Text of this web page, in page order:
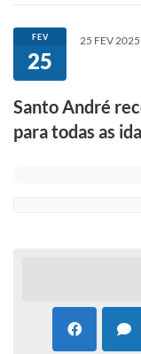
Transparência
Ônibus
Consultar Processos
Contas Públicas
Fale Conosco
FAQ - Perguntas
FEV
25
25 FEV 2025
Santo André
para todas as